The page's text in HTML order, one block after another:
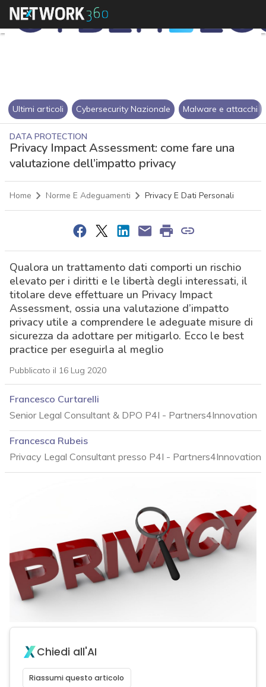
Ultimi articoli Cybersecurity Nazionale Malware e attacchi
DATA PROTECTION
Privacy Impact Assessment: come fare una
valutazione dell’impatto privacy
Home Norme E Adeguamenti Privacy E Dati Personali
Qualora un trattamento dati comporti un rischio
elevato per i diritti e le libertà degli interessati, il
titolare deve effettuare un Privacy Impact
Assessment, ossia una valutazione d’impatto
privacy utile a comprendere le adeguate misure di
sicurezza da adottare per mitigarlo. Ecco le best
practice per eseguirla al meglio
Pubblicato il 16 Lug 2020
Francesco Curtarelli
Senior Legal Consultant & DPO P4I - Partners4Innovation
Francesca Rubeis
Privacy Legal Consultant presso P4I - Partners4Innovation
Chiedi all'AI
Riassumi questo articolo